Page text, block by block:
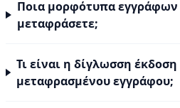
Ποια μορφότυπα εγγράφων
μεταφράσετε;
Τι είναι η δίγλωσση έκδοση
μεταφρασμένου εγγράφου;